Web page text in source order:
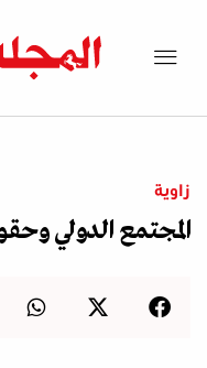
زاوية
المجتمع الدولي